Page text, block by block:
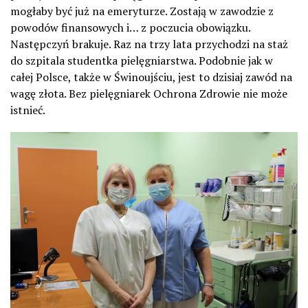
mogłaby być już na emeryturze. Zostają w zawodzie z
powodów finansowych i… z poczucia obowiązku.
Następczyń brakuje. Raz na trzy lata przychodzi na staż
do szpitala studentka pielęgniarstwa. Podobnie jak w
całej Polsce, także w Świnoujściu, jest to dzisiaj zawód na
wagę złota. Bez pielęgniarek Ochrona Zdrowie nie może
istnieć.